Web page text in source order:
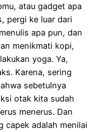
atau gadget apa
pergi ke luar dari
apa pun, dan
menikmati kopi,
yoga. Ya,
Karena, sering
sebetulnya
otak kita sudah
menerus. Dan
capek adalah menilai